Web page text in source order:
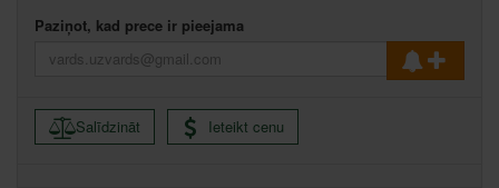
Paziņot, kad prece ir pieejama
Salīdzināt Ieteikt cenu